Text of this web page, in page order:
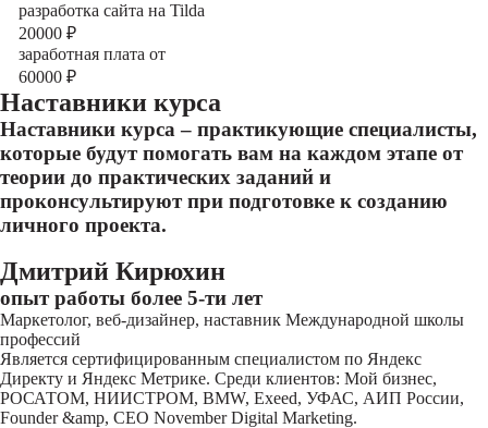
разработка сайта на Tilda
20000 ₽
заработная плата от
60000 ₽
Наставники курса
Наставники курса – практикующие специалисты,
которые будут помогать вам на каждом этапе от
теории до практических заданий и
проконсультируют при подготовке к созданию
личного проекта.
Дмитрий Кирюхин
опыт работы более 5-ти лет
Маркетолог, веб-дизайнер, наставник Международной школы
профессий
Является сертифицированным специалистом по Яндекс
Директу и Яндекс Метрике. Среди клиентов: Мой бизнес,
РОСАТОМ, НИИСТРОМ, BMW, Exeed, УФАС, АИП России,
Founder &amp, CEO November Digital Marketing.